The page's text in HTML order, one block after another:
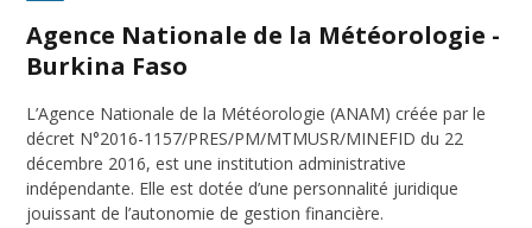
Agence Nationale de la Météorologie -
Burkina Faso
L’Agence Nationale de la Météorologie (ANAM) créée par le
décret N°2016-1157/PRES/PM/MTMUSR/MINEFID du 22
décembre 2016, est une institution administrative
indépendante. Elle est dotée d’une personnalité juridique
jouissant de l’autonomie de gestion financière.